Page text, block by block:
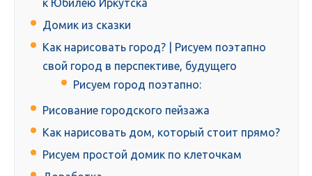
к Юбилею Иркутска
Домик из сказки
Как нарисовать город? | Рисуем поэтапно
свой город в перспективе, будущего
Рисуем город поэтапно:
Рисование городского пейзажа
Как нарисовать дом, который стоит прямо?
Рисуем простой домик по клеточкам